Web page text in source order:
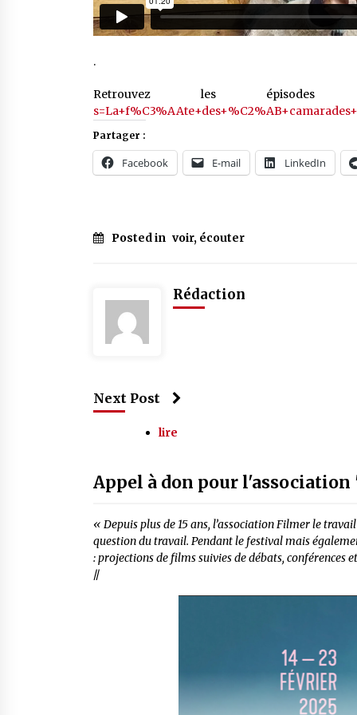
.
Retrouvez les
Partager :
Facebook E-mail LinkedIn
Posted in voir, écouter
Rédaction
Next Post
lire
Appel à don pour
« Depuis plus de 15 ans, l’association Filmer le
question du travail. Pendant le festival mais
: projections de films suivies de débats, conférences
//